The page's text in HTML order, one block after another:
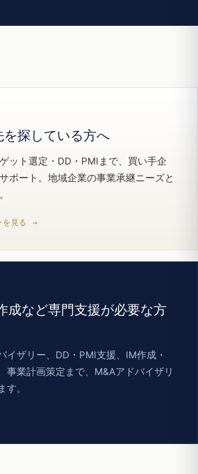
探している方へ
ット選定・DD・PMIまで、買い手企
ポート。地域企業の事業承継ニーズと
を見る →
成など専門支援が必要な方
イザリー、DD・PMI支援、IM作成・
事業計画策定まで、M&Aアドバイザリ
す。